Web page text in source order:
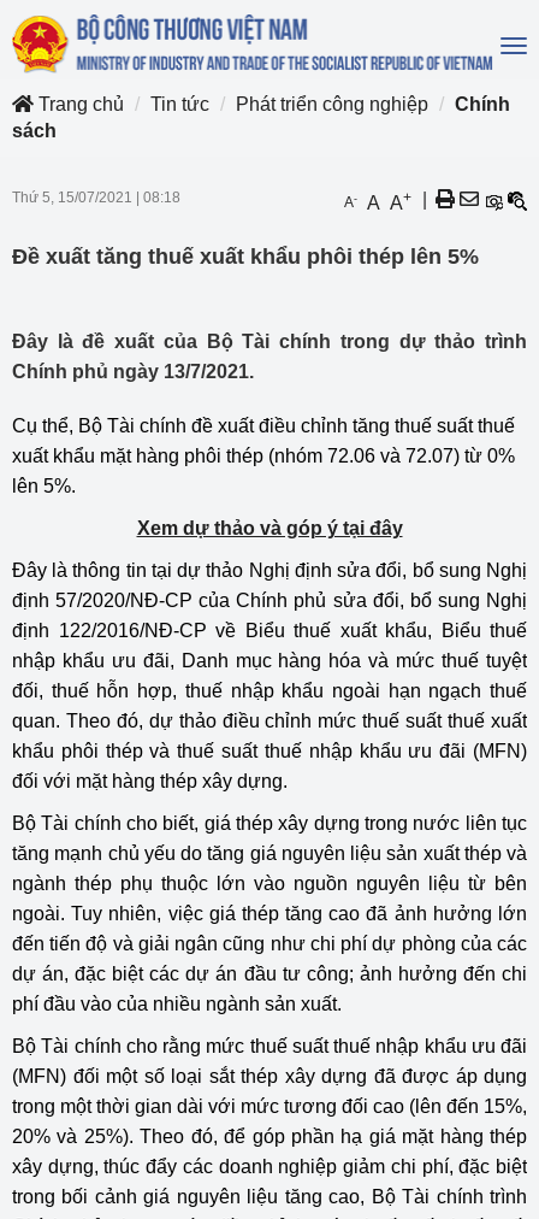
Trang chủ
Tin tức Phát triển công nghiệp
Chính
sách
Thứ 5, 15/07/2021 08:18 A- A A+
Đề xuất tăng thuế xuất khẩu phôi thép lên 5%
Đây là đề xuất của Bộ Tài chính trong dự thảo trình
Chính phủ ngày 13/7/2021.
Cụ thể, Bộ Tài chính đề xuất điều chỉnh tăng thuế suất thuế
xuất khẩu mặt hàng phôi thép (nhóm 72.06 và 72.07) từ 0%
lên 5%.
Xem dự thảo và góp ý tại đây
Đây là thông tin tại dự thảo Nghị định sửa đổi, bổ sung Nghị
định57/2020/NĐ-CP của Chính phủ sửa đổi, bổ sung Nghị
định 122/2016/NĐ-CP về Biểu thuế xuất khẩu, Biểu thuế
nhập khẩu ưu đãi, Danh mục hàng hóa và mức thuế tuyệt
đối, thuế hỗn hợp, thuế nhập khẩu ngoài hạn ngạch thuế
quan. Theo đó, dự thảo điều chỉnh mức thuế suất thuế xuất
khẩu phôi thép và thuế suất thuế nhập khẩu ưu đãi (MFN)
đối với mặt hàng thép xây dựng.
Bộ Tài chính cho biết, giá thép xây dựng trong nước liên tục
tăng mạnh chủ yếu do tăng giá nguyên liệu sản xuất thép và
ngành thép phụ thuộc lớn vào nguồn nguyên liệu từ bên
ngoài. Tuy nhiên, việc giá thép tăng cao đã ảnh hưởng lớn
đến tiến độ và giải ngân cũng như chi phí dự phòng của các
dự án, đặc biệt các dự án đầu tư công; ảnh hưởng đến chi
phí đầu vào của nhiều ngành sản xuất.
Bộ Tài chính cho rằng mức thuế suất thuế nhập khẩu ưu đãi
(MFN) đối một số loại sắt thép xây dựng đã được áp dụng
trong một thời gian dài với mức tương đối cao (lên đến 15%,
20% và 25%). Theo đó, để góp phần hạ giá mặt hàng thép
xây dựng, thúc đẩy các doanh nghiệp giảm chi phí, đặc biệt
trong bối cảnh giá nguyên liệu tăng cao, Bộ Tài chính trình